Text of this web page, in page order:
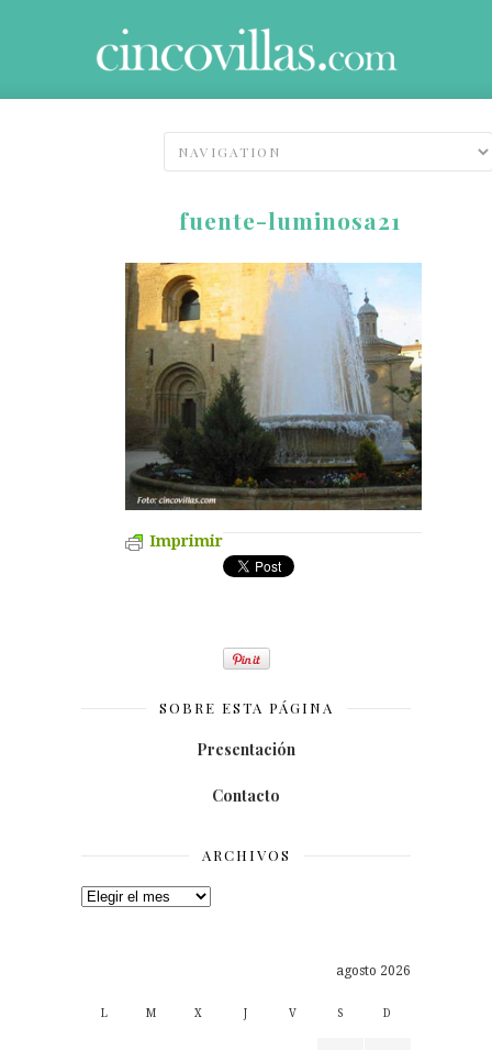
fuente-luminosa21
Imprimir
SOBRE ESTA PÁGINA
Presentación
Contacto
ARCHIVOS
Archivos
agosto 2026
L M X J V S D